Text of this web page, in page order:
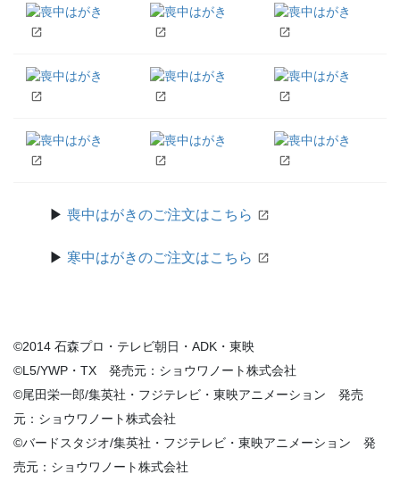
▶ 喪中はがきのご注文はこちら
▶ 寒中はがきのご注文はこちら
©2014 石森プロ・テレビ朝日・ADK・東映
©L5/YWP・TX 発売元：ショウワノート株式会社
©尾田栄一郎/集英社・フジテレビ・東映アニメーション 発売
元：ショウワノート株式会社
©バードスタジオ/集英社・フジテレビ・東映アニメーション 発
売元：ショウワノート株式会社